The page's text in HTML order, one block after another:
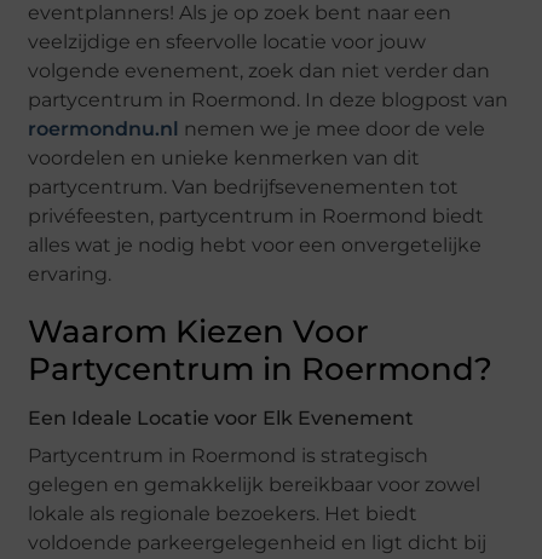
eventplanners! Als je op zoek bent naar een
veelzijdige en sfeervolle locatie voor jouw
volgende evenement, zoek dan niet verder dan
partycentrum in Roermond. In deze blogpost van
roermondnu.nl
nemen we je mee door de vele
voordelen en unieke kenmerken van dit
partycentrum. Van bedrijfsevenementen tot
privéfeesten, partycentrum in Roermond biedt
alles wat je nodig hebt voor een onvergetelijke
ervaring.
Waarom Kiezen Voor
Partycentrum in Roermond?
Een Ideale Locatie voor Elk Evenement
Partycentrum in Roermond is strategisch
gelegen en gemakkelijk bereikbaar voor zowel
lokale als regionale bezoekers. Het biedt
voldoende parkeergelegenheid en ligt dicht bij